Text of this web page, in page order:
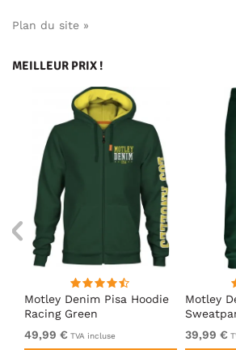
Plan du site »
MEILLEUR PRIX !
Motley Denim Pisa Hoodie
Racing Green
49,99 € TVA incluse
Motley
39,99 €